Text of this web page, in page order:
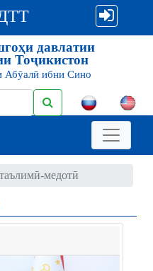
давлатии
Тоҷикистон
Абӯалӣ ибни Сино
медотӣ